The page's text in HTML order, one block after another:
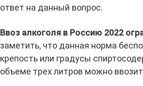
ответ на данный вопрос.
Ввоз алкоголя в Россию 2022
заметить, что данная норма
крепость или градусы
объеме трех литров можно